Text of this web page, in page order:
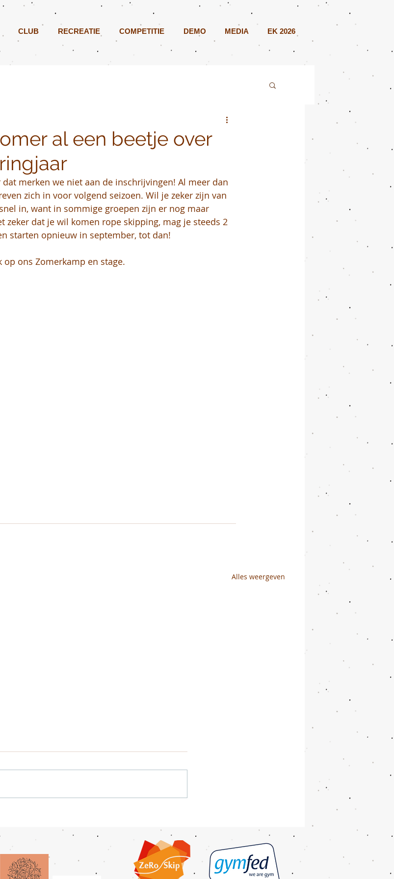
CLUB RECREATIE COMPETITIE DEMO MEDIA EK 2026
al een beetje over
merken we niet aan de inschrijvingen! Al meer dan
zich in voor volgend seizoen. Wil je zeker zijn van
in, want in sommige groepen zijn er nog maar
zeker dat je wil komen rope skipping, mag je steeds 2
starten opnieuw in september, tot dan!
ons Zomerkamp en stage.
Alles weergeven